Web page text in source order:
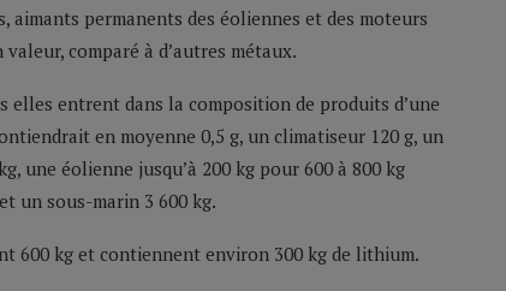
permanents des éoliennes et des moteurs
valeur, comparé à d’autres métaux.
elles entrent dans la composition de produits d’une
en moyenne 0,5 g, un climatiseur 120 g, un
une éolienne jusqu’à 200 kg pour 600 à 800 kg
un sous-marin 3 600 kg.
600 kg et contiennent environ 300 kg de lithium.